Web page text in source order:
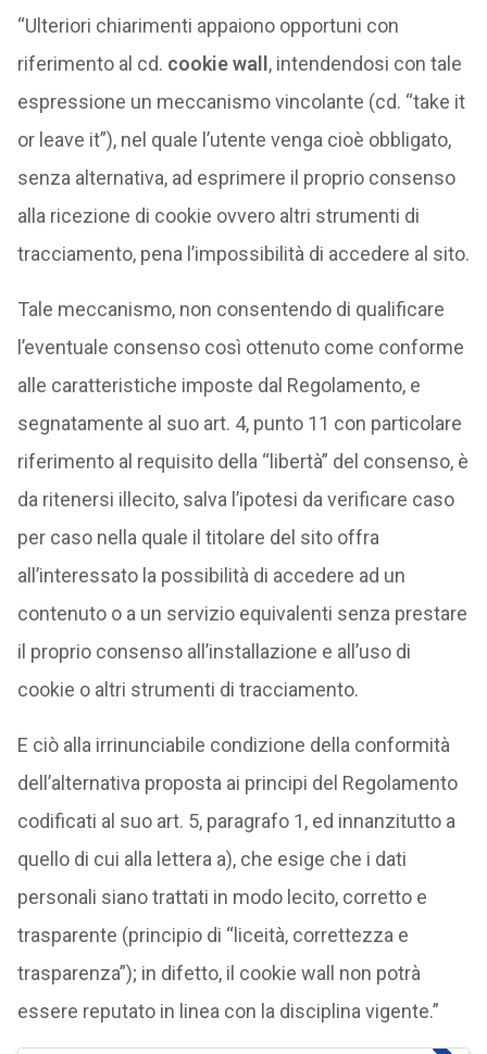
“Ulteriori chiarimenti appaiono opportuni con
riferimento al cd. cookie wall , intendendosi con tale
espressione un meccanismo vincolante (cd. “take it
or leave it”), nel quale l’utente venga cioè obbligato,
senza alternativa, ad esprimere il proprio consenso
alla ricezione di cookie ovvero altri strumenti di
tracciamento, pena l’impossibilità di accedere al sito.
Tale meccanismo, non consentendo di qualificare
l’eventuale consenso così ottenuto come conforme
alle caratteristiche imposte dal Regolamento, e
segnatamente al suo art. 4, punto 11 con particolare
riferimento al requisito della “libertà” del consenso, è
da ritenersi illecito, salva l’ipotesi da verificare caso
per caso nella quale il titolare del sito offra
all’interessato la possibilità di accedere ad un
contenuto o a un servizio equivalenti senza prestare
il proprio consenso all’installazione e all’uso di
cookie o altri strumenti di tracciamento.
E ciò alla irrinunciabile condizione della conformità
dell’alternativa proposta ai principi del Regolamento
codificati al suo art. 5, paragrafo 1, ed innanzitutto a
quello di cui alla lettera a), che esige che i dati
personali siano trattati in modo lecito, corretto e
trasparente (principio di “liceità, correttezza e
trasparenza”); in difetto, il cookie wall non potrà
essere reputato in linea con la disciplina vigente.”